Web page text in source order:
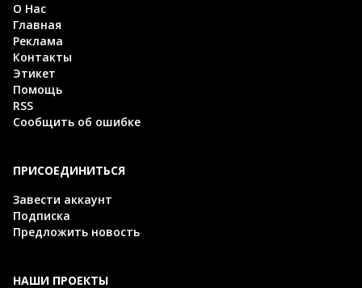
О Нас
Главная
Реклама
Контакты
Этикет
Помощь
RSS
Сообщить об ошибке
ПРИСОЕДИНИТЬСЯ
Завести аккаунт
Подписка
Предложить новость
НАШИ ПРОЕКТЫ